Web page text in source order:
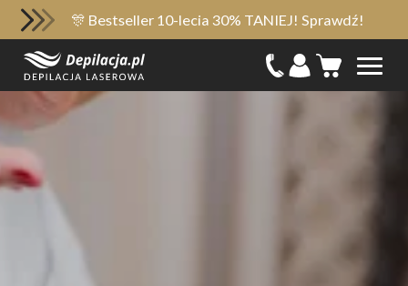
🎊 Bestseller 10-lecia 30% TANIEJ! Sprawdź!